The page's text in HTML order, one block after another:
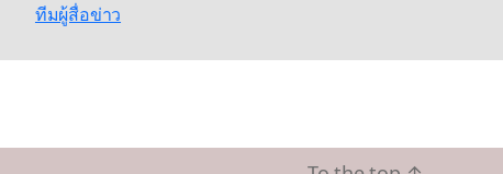
ทีมผู้สื่อข่าว